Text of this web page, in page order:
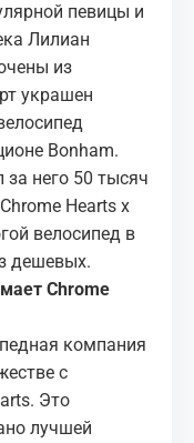
певицы и
Лилиан
из
украшен
Bonham.
за него 50 тысяч
Hearts x
велосипед в
дешевых.
Chrome
компания
с
Это
лучшей